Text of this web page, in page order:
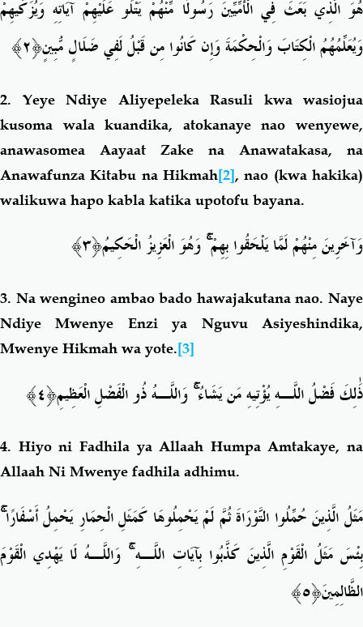
هُوَ الَّذِي بَعَثَ فِي الْأُمِّيِّينَ رَسُولًا مِّنْهُمْ يَتْلُو عَلَيْهِمْ آيَاتِهِ وَيُزَكِّيهِمْ
وَيُعَلِّمُهُمُ الْكِتَابَ وَالْحِكْمَةَ وَإِن كَانُوا مِن قَبْلُ لَفِي ضَلَالٍ مُّبِينٍ﴿٢﴾
2. Yeye Ndiye Aliyepeleka Rasuli kwa wasiojua
kusoma wala kuandika, atokanaye nao wenyewe,
anawasomea Aayaat Zake na Anawatakasa, na
Anawafunza Kitabu na Hikmah[2], nao (kwa hakika)
walikuwa hapo kabla katika upotofu bayana.
وَآخَرِينَ مِنْهُمْ لَمَّا يَلْحَقُوا بِهِمْۚوَهُوَ الْعَزِيزُ الْحَكِيمُ﴿٣﴾
3. Na wengineo ambao bado hawajakutana nao. Naye
NdiyeMwenye Enzi ya Nguvu Asiyeshindika,
Mwenye Hikmah wa yote.[3]
ذَٰلِكَ فَضْلُ اللَّـهِ يُؤْتِيهِ مَن يَشَاءُۚوَاللَّـهُ ذُو الْفَضْلِ الْعَظِيمِ﴿٤﴾
4. Hiyo ni Fadhila ya Allaah Humpa Amtakaye, na
Allaah Ni Mwenye fadhila adhimu.
مَثَلُ الَّذِينَ حُمِّلُوا التَّوْرَاةَ ثُمَّ لَمْ يَحْمِلُوهَا كَمَثَلِ الْحِمَارِ يَحْمِلُ أَسْفَارًاۚ
بِئْسَ مَثَلُ الْقَوْمِ الَّذِينَ كَذَّبُوا بِآيَاتِ اللَّـهِۚ وَاللَّـهُ لَا يَهْدِي الْقَوْمَ
الظَّالِمِينَ﴿٥﴾